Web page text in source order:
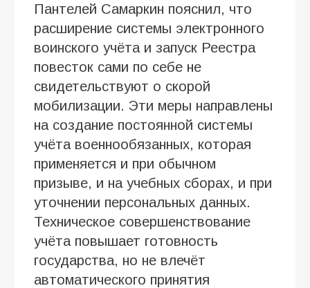
Пантелей Самаркин пояснил, что
расширение системы электронного
воинского учёта и запуск Реестра
повесток сами по себе не
свидетельствуют о скорой
мобилизации. Эти меры направлены
на создание постоянной системы
учёта военнообязанных, которая
применяется и при обычном
призыве, и на учебных сборах, и при
уточнении персональных данных.
Техническое совершенствование
учёта повышает готовность
государства, но не влечёт
автоматического принятия